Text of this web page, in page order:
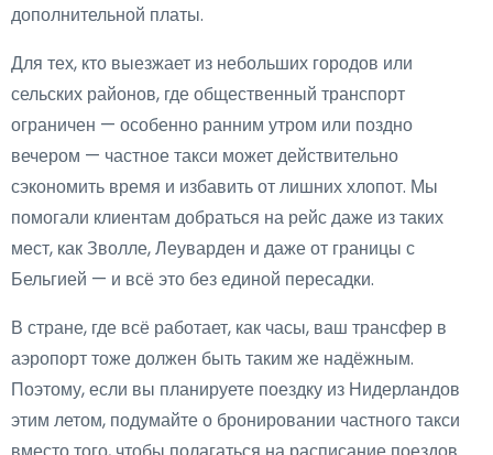
дополнительной платы.
Для тех, кто выезжает из небольших городов или
сельских районов, где общественный транспорт
ограничен — особенно ранним утром или поздно
вечером — частное такси может действительно
сэкономить время и избавить от лишних хлопот. Мы
помогали клиентам добраться на рейс даже из таких
мест, как Зволле, Леуварден и даже от границы с
Бельгией — и всё это без единой пересадки.
В стране, где всё работает, как часы, ваш трансфер в
аэропорт тоже должен быть таким же надёжным.
Поэтому, если вы планируете поездку из Нидерландов
этим летом, подумайте о бронировании частного такси